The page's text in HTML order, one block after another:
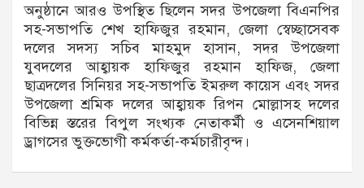
অনুষ্ঠানে আরও উপস্থিত ছিলেন সদর উপজেলা বিএনপির
সহ-সভাপতি শেখ হাফিজুর রহমান, জেলা স্বেচ্ছাসেবক
দলের সদস্য সচিব মাহমুদ হাসান, সদর উপজেলা
যুবদলের আহ্বায়ক হাফিজুর রহমান হাফিজ, জেলা
ছাত্রদলের সিনিয়র সহ-সভাপতি ইমরুল কায়েস এবং সদর
উপজেলা শ্রমিক দলের আহ্বায়ক রিপন মোল্লাসহ দলের
বিভিন্ন স্তরের বিপুল সংখ্যক নেতাকর্মী ও এসেনশিয়াল
ড্রাগসের ভুক্তভোগী কর্মকর্তা-কর্মচারীবৃন্দ।